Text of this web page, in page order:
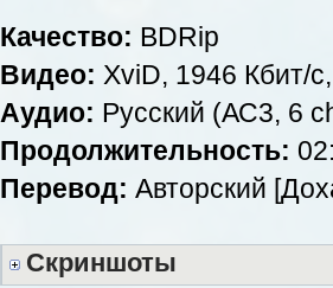
Качество: BDRip
Видео: XviD, 1946 Кбит/
Аудио: Русский (АС3, 6
Продолжительность:
Перевод: Авторский
Скриншоты